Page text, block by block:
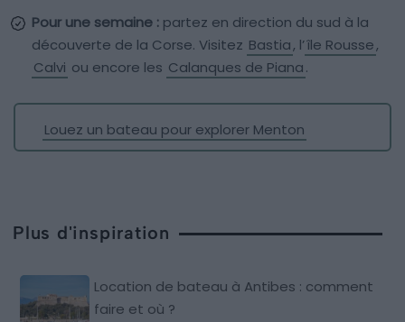
Pour une semaine : partez en direction du sud à la
découverte de la Corse. Visitez Bastia, l’île Rousse,
Calvi ou encore les Calanques de Piana.
Louez un bateau pour explorer Menton
Plus d'inspiration
Location de bateau à Antibes : comment
faire et où ?